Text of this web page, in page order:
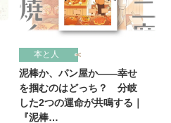
本と人
泥棒か、パン屋か――幸せ
を掴むのはどっち？ 分岐
した2つの運命が共鳴する｜
『泥棒…